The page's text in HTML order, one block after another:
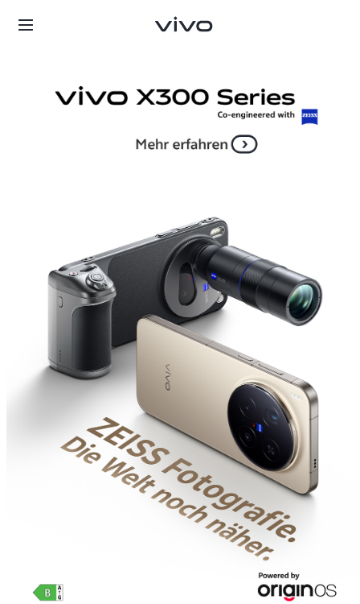
Deutschland | Land/Region auswählen